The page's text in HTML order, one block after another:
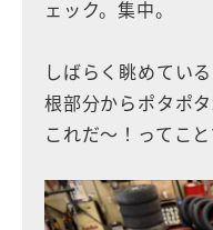
ェック。集中。
しばらく眺めてい
根部分からポタポ
これだ〜！ってこ